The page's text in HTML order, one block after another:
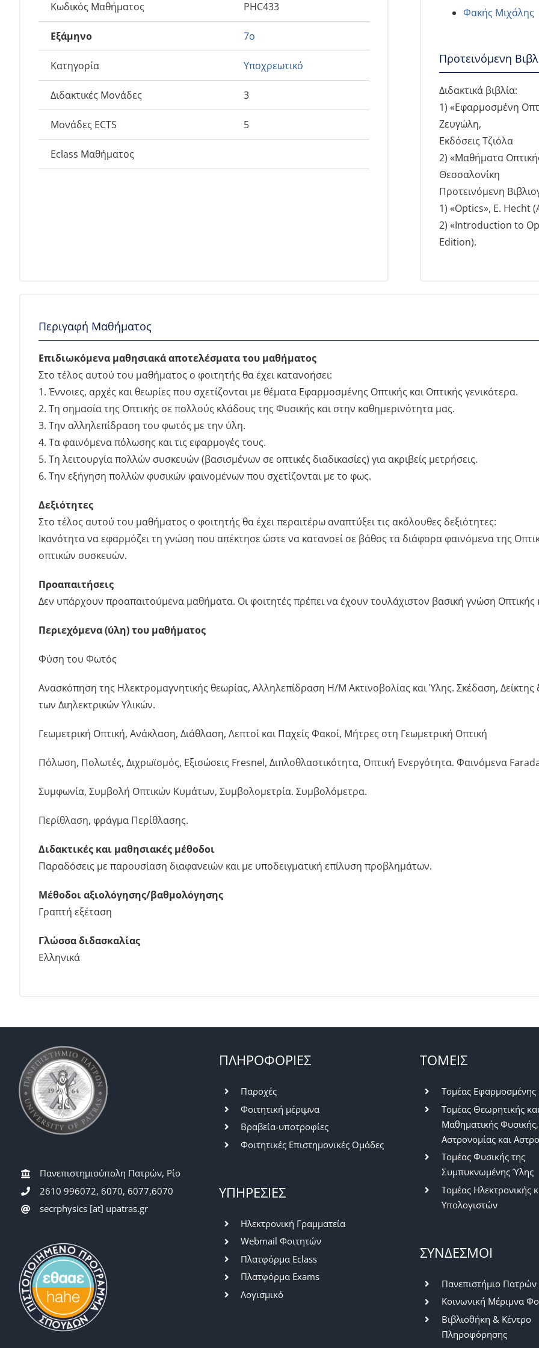
Κωδικός Μαθήματος PHC433
Εξάμηνο 7ο
Κατηγορία Υποχρεωτικό
Διδακτικές Μονάδες 3
Μονάδες ECTS 5
Eclass Μαθήματος
Φακής Μιχάλης
Προτεινόμενη
Διδακτικά βιβλία:
1) «Εφαρμοσμένη
Ζευγώλη,
Εκδόσεις Τζιόλα
2) «Mαθήματα
Θεσσαλονίκη
Προτεινόμενη
1) «Optics», E. Hecht
2) «Introduction to
Edition).
Περιγαφή Μαθήματος
Επιδιωκόμενα μαθησιακά αποτελέσματα του μαθήματος
Στο τέλος αυτού του μαθήματος ο φοιτητής θα έχει κατανοήσει:
1. Έννοιες, αρχές και θεωρίες που σχετίζονται με θέματα Εφαρμοσμένης Οπτικής και Οπτικής γενικότερα.
2. Τη σημασία της Οπτικής σε πολλούς κλάδους της Φυσικής και στην καθημερινότητα μας.
3. Την αλληλεπίδραση του φωτός με την ύλη.
4. Τα φαινόμενα πόλωσης και τις εφαρμογές τους.
5. Τη λειτουργία πολλών συσκευών (βασισμένων σε οπτικές διαδικασίες) για ακριβείς μετρήσεις.
6. Την εξήγηση πολλών φυσικών φαινομένων που σχετίζονται με το φως.
Δεξιότητες
Στο τέλος αυτού του μαθήματος ο φοιτητής θα έχει περαιτέρω αναπτύξει τις ακόλουθες δεξιότητες:
Ικανότητα να εφαρμόζει τη γνώση που απέκτησε ώστε να κατανοεί σε βάθος τα διάφορα φαινόμενα της
οπτικών συσκευών.
Προαπαιτήσεις
Δεν υπάρχουν προαπαιτούμενα μαθήματα. Οι φοιτητές πρέπει να έχουν τουλάχιστον βασική γνώση Οπτικής
Περιεχόμενα (ύλη) του μαθήματος
Φύση του Φωτός
Ανασκόπηση της Ηλεκτρομαγνητικής θεωρίας, Αλληλεπίδραση Η/Μ Ακτινοβολίας και Ύλης. Σκέδαση, Δείκτης
των Διηλεκτρικών Υλικών.
Γεωμετρική Οπτική, Ανάκλαση, Διάθλαση, Λεπτοί και Παχείς Φακοί, Μήτρες στη Γεωμετρική Οπτική
Πόλωση, Πολωτές, Διχρωϊσμός, Εξισώσεις Fresnel, Διπλοθλαστικότητα, Οπτική Ενεργότητα. Φαινόμενα
Συμφωνία, Συμβολή Οπτικών Κυμάτων, Συμβολομετρία. Συμβολόμετρα.
Περίθλαση, φράγμα Περίθλασης.
Διδακτικές και μαθησιακές μέθοδοι
Παραδόσεις με παρουσίαση διαφανειών και με υποδειγματική επίλυση προβλημάτων.
Μέθοδοι αξιολόγησης/βαθμολόγησης
Γραπτή εξέταση
Γλώσσα διδασκαλίας
Ελληνικά
Πανεπιστημιούπολη Πατρών, Ρίο
2610 996072, 6070, 6077,6070
secrphysics [at] upatras.gr
ΠΛΗΡΟΦΟΡΙΕΣ
Παροχές
Φοιτητική μέριμνα
Βραβεία-υποτροφίες
Φοιτητικές Επιστημονικές Ομάδες
ΥΠΗΡΕΣΙΕΣ
Ηλεκτρονική Γραμματεία
Webmail Φοιτητών
Πλατφόρμα Eclass
Πλατφόρμα Exams
Λογισμικό
ΤΟΜΕΙΣ
Τομέας Εφαρμοσμένης
Τομέας Θεωρητικής και
Μαθηματικής Φυσικής,
Αστρονομίας και
Τομέας Φυσικής της
Συμπυκνωμένης Ύλης
Τομέας Ηλεκτρονικής
Υπολογιστών
ΣΥΝΔΕΣΜΟΙ
Πανεπιστήμιο Πατρών
Κοινωνική Μέριμνα
Βιβλιοθήκη & Κέντρο
Πληροφόρησης